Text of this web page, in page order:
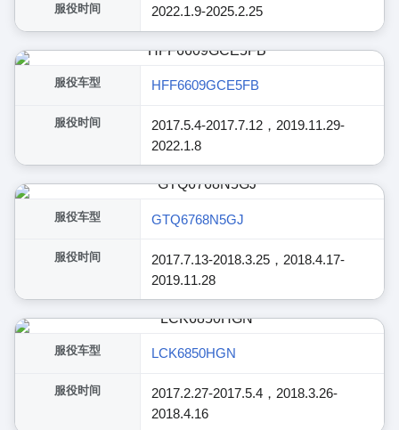
服役时间 2022.1.9-2025.2.25
服役车型 HFF6609GCE5FB
服役时间
2017.5.4-2017.7.12，2019.11.29-
2022.1.8
服役车型 GTQ6768N5GJ
服役时间
2017.7.13-2018.3.25，2018.4.17-
2019.11.28
服役车型 LCK6850HGN
服役时间
2017.2.27-2017.5.4，2018.3.26-
2018.4.16